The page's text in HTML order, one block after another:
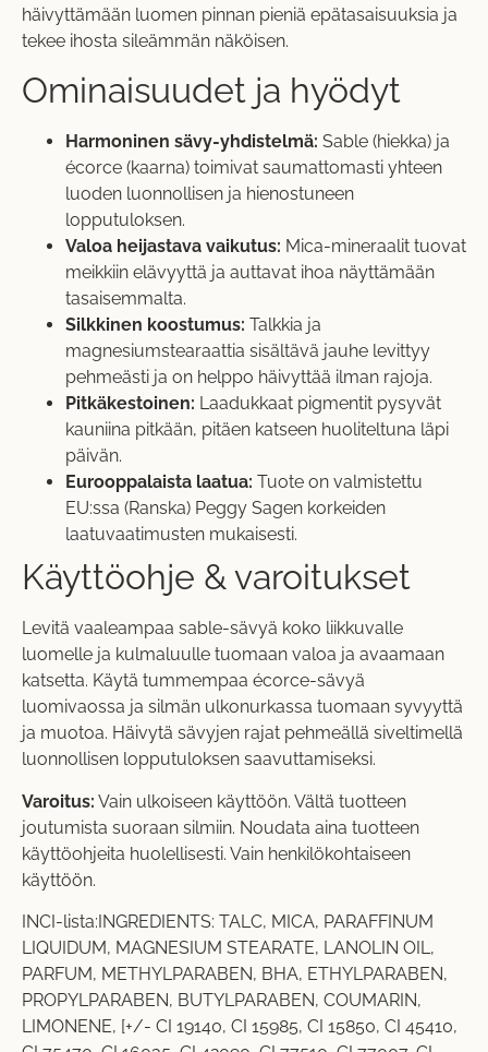
häivyttämään luomen pinnan pieniä epätasaisuuksia ja
tekee ihosta sileämmän näköisen.
Ominaisuudet ja hyödyt
Harmoninen sävy-yhdistelmä: Sable (hiekka) ja
écorce (kaarna) toimivat saumattomasti yhteen
luoden luonnollisen ja hienostuneen
lopputuloksen.
Valoa heijastava vaikutus: Mica-mineraalit tuovat
meikkiin elävyyttä ja auttavat ihoa näyttämään
tasaisemmalta.
Silkkinen koostumus: Talkkia ja
magnesiumstearaattia sisältävä jauhe levittyy
pehmeästi ja on helppo häivyttää ilman rajoja.
Pitkäkestoinen: Laadukkaat pigmentit pysyvät
kauniina pitkään, pitäen katseen huoliteltuna läpi
päivän.
Eurooppalaista laatua: Tuote on valmistettu
EU:ssa (Ranska) Peggy Sagen korkeiden
laatuvaatimusten mukaisesti.
Käyttöohje & varoitukset
Levitä vaaleampaa sable-sävyä koko liikkuvalle
luomelle ja kulmaluulle tuomaan valoa ja avaamaan
katsetta. Käytä tummempaa écorce-sävyä
luomivaossa ja silmän ulkonurkassa tuomaan syvyyttä
ja muotoa. Häivytä sävyjen rajat pehmeällä siveltimellä
luonnollisen lopputuloksen saavuttamiseksi.
Varoitus: Vain ulkoiseen käyttöön. Vältä tuotteen
joutumista suoraan silmiin. Noudata aina tuotteen
käyttöohjeita huolellisesti. Vain henkilökohtaiseen
käyttöön.
INCI-lista:INGREDIENTS: TALC, MICA, PARAFFINUM
LIQUIDUM, MAGNESIUM STEARATE, LANOLIN OIL,
PARFUM, METHYLPARABEN, BHA, ETHYLPARABEN,
PROPYLPARABEN, BUTYLPARABEN, COUMARIN,
LIMONENE, [+/- CI 19140, CI 15985, CI 15850, CI 45410,